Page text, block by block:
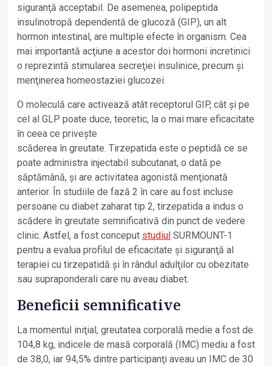
siguranţă acceptabil. De asemenea, polipeptida
insulinotropă dependentă de glucoză (GIP), un alt
hormon intestinal, are multiple efecte în organism. Cea
mai importantă acţiune a acestor doi hormoni incretinici
o reprezintă stimularea secreţiei insulinice, precum și
menţinerea homeostaziei glucozei.
O moleculă care activează atât receptorul GIP, cât și pe
cel al GLP poate duce, teoretic, la o mai mare eficacitate
în ceea ce privește
scăderea în greutate. Tirzepatida este o peptidă ce se
poate administra injectabil subcutanat, o dată pe
săptămână, și are activitatea agonistă menţionată
anterior. În studiile de fază 2 în care au fost incluse
persoane cu diabet zaharat tip 2, tirzepatida a indus o
scădere în greutate semnificativă din punct de vedere
clinic. Astfel, a fost conceput studiul SURMOUNT-1
pentru a evalua profilul de eficacitate și siguranţă al
terapiei cu tirzepatidă și în rândul adulţilor cu obezitate
sau supraponderali care nu aveau diabet.
Beneficii semnificative
La momentul iniţial, greutatea corporală medie a fost de
104,8 kg, indicele de masă corporală (IMC) mediu a fost
de 38,0, iar 94,5% dintre participanţi aveau un IMC de 30